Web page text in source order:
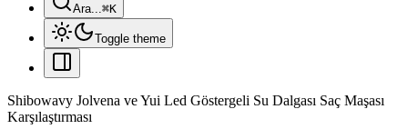
Ara...⌘K
Toggle theme
Shibowavy Jolvena ve Yui Led Göstergeli Su Dalgası Saç Maşası
Karşılaştırması